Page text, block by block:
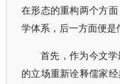
在形态的重构两个方
学体系，后一方面便是
首先，作为今文
的立场重新诠释儒家